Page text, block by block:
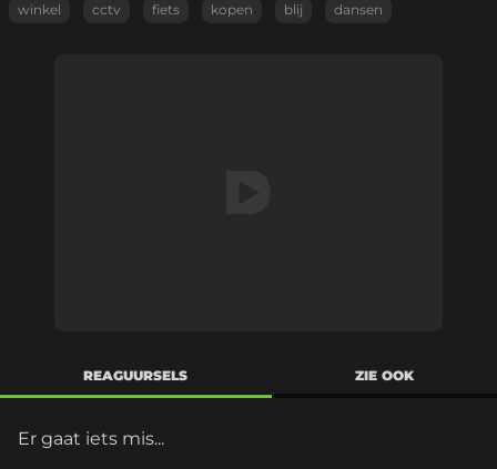
winkel cctv fiets kopen blij dansen
REAGUURSELS ZIE OOK
Er gaat iets mis...